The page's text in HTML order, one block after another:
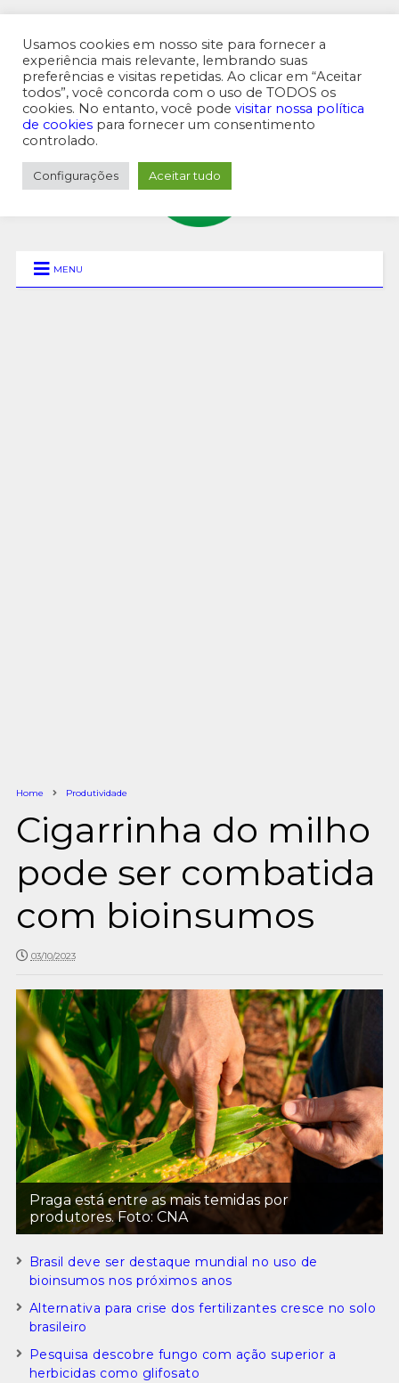
MENU SUPERIOR
MENU
Home Produtividade
Cigarrinha do milho
pode ser combatida
com bioinsumos
03/10/2023
Praga está entre as mais temidas por
produtores. Foto: CNA
Brasil deve ser destaque mundial no uso de
bioinsumos nos próximos anos
Alternativa para crise dos fertilizantes cresce no solo
brasileiro
Pesquisa descobre fungo com ação superior a
herbicidas como glifosato
Usamos cookies em nosso site para fornecer a
experiência mais relevante, lembrando suas
preferências e visitas repetidas. Ao clicar em “Aceitar
todos”, você concorda com o uso de TODOS os
cookies. No entanto, você pode visitar nossa política
de cookies para fornecer um consentimento
controlado.
Configurações Aceitar tudo